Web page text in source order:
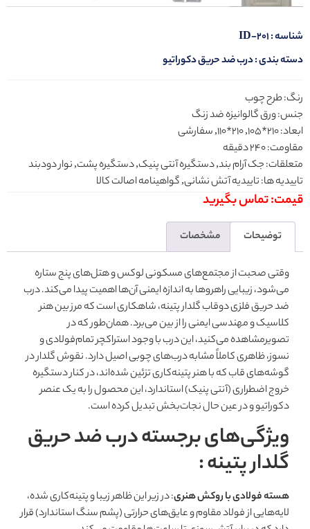
شناسه :ID-201
دسته بندی :درب ضد حریق دکوراتیو
رنگ: طرح چوب
جنس: ورق گالوانیزه ضد زنگ
ابعاد: 210*105, 210*110, سفارشی
مقاومت: 240 دقیقه
متعلقات: جک آرام بند, دستگیره آنتی پنیک, دستگیره پشت, نوار دودبند
تاییدیه ها: تاییدیه آتش نشانی, گواهینامه اصالت کالا
قیمت: تماس بگیرید
توضیحات مشخصات
وقتی صحبت از مجتمع‌های مسکونی لوکس و هتل‌های پنج ستاره
می‌شود، زیبایی راهروها به اندازه ایمنی آن‌ها اهمیت پیدا می‌کند. درب
ضد حریق فلزی دوقاب گلدار پتینه، شاهکاری است که مرز بین هنر
کلاسیک و مهندسی ایمنی را از بین می‌برد. همان‌طور که در
تصویرمشاهده می‌کنید، این درب با وجود استراکچر تمام‌فولادی و
نسوز، ظاهری کاملاً مشابه درب‌های چوبی اصیل دارد. نقوش گلدار در
گوشه‌های قاب که با هنر پتینه‌کاری تزئین شده‌اند، در کنار دستگیره
خروج اضطراری (آنتی پنیک) استاندارد، این محصول را به یک عنصر
دکوراتیو و در عین حال نجات‌بخش تبدیل کرده است.
ویژگی‌های برجسته درب ضد حریق
گلدار پتینه :
هسته فولادی با روکش هنری: در زیر این ظاهر زیبا و پتینه‌کاری شده،
لایه‌هایی از فولاد مقاوم و عایق‌های حرارتی (پشم سنگ استاندارد) قرار